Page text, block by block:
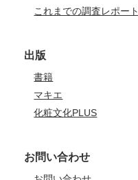
これまでの調査レポート
出版
書籍
マキエ
化粧文化PLUS
お問い合わせ